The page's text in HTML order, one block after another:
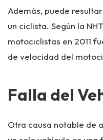
Además, puede
un ciclista. Según la
motociclistas en 2011
de velocidad del
Falla del
Otra causa notable de